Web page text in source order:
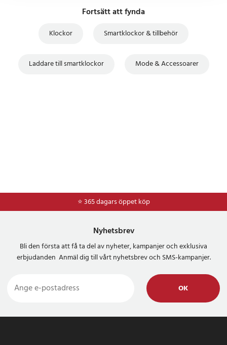
Fortsätt att fynda
Klockor Smartklockor & tillbehör
Laddare till smartklockor Mode & Accessoarer
⭐ 365 dagars öppet köp
Nyhetsbrev
Bli den första att få ta del av nyheter, kampanjer och exklusiva
erbjudanden Anmäl dig till vårt nyhetsbrev och SMS-kampanjer.
OK